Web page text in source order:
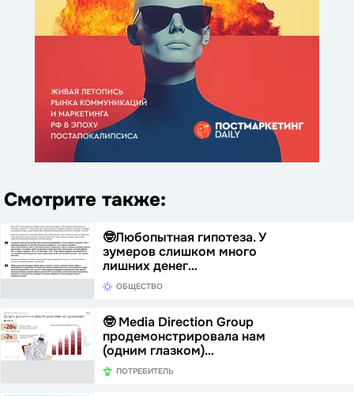
Смотрите также:
🤓Любопытная гипотеза. У
зумеров слишком много
лишних денег…
ОБЩЕСТВО
🤓 Media Direction Group
продемонстрировала нам
(одним глазком)…
ПОТРЕБИТЕЛЬ